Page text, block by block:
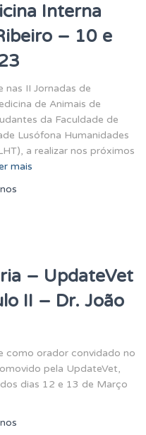
Interna
– 10 e
nas II Jornadas de
de Animais de
da Faculdade de
Lusófona Humanidades
a realizar nos próximos
mais
– UpdateVet
II – Dr. João
como orador convidado no
pela UpdateVet,
dias 12 e 13 de Março